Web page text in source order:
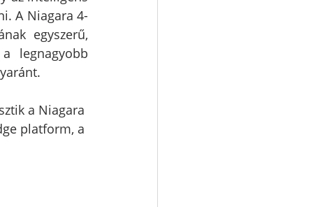
A Niagara 4-
egyszerű,
legnagyobb
a Niagara
platform, a